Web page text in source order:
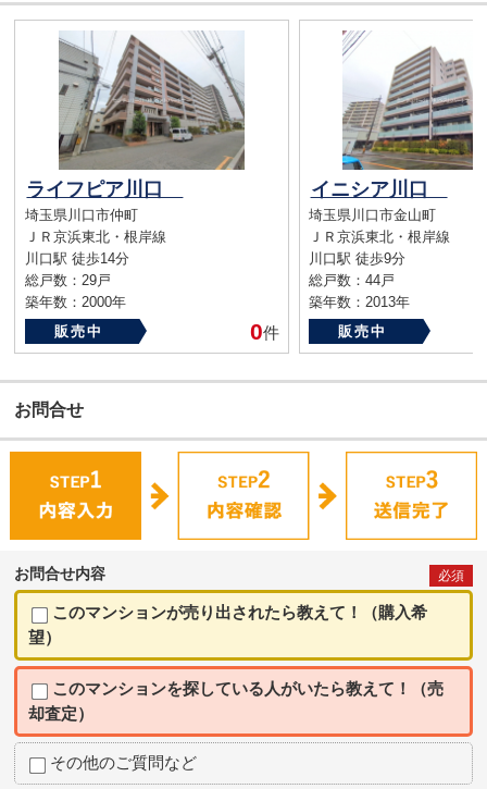
ライフピア川口
埼玉県川口市仲町
ＪＲ京浜東北・根岸線
川口駅 徒歩14分
総戸数：29戸
築年数：2000年
販売中
0件
イニシア川口
埼玉県川口市金山町
ＪＲ京浜東北・根岸線
川口駅 徒歩9分
総戸数：44戸
築年数：2013年
販売中
お問合せ
お問合せ内容 必須
このマンションが売り出されたら教えて！（購入希
望）
このマンションを探している人がいたら教えて！（売
却査定）
その他のご質問など